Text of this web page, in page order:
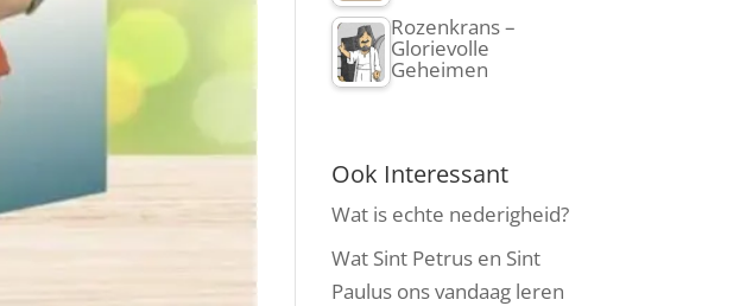
Rozenkrans –
Glorievolle
Geheimen
Ook Interessant
Wat is echte nederigheid?
Wat Sint Petrus en Sint
Paulus ons vandaag leren